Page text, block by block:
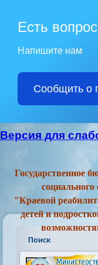
Есть
Напишите нам
Сообщить о
Версия для
Государственное
"Краевой
детей и
Поиск